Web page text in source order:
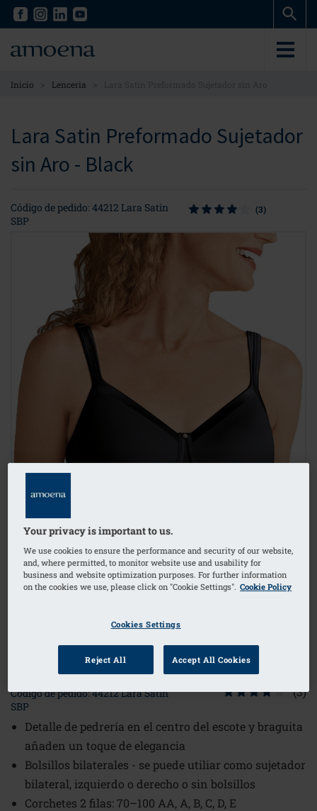
Skip
content
Skip
content
Inicio > Lenceria >
Lara Satin Preformado Sujetador
sin Aro - Black
Código de pedido: 44212 Lara Satin
SBP
(3)
1/2
Código de pedido: 44212 Lara Satin
SBP
(3)
Detalle de pedrería en el centro del escote y braguita
añaden un toque de elegancia
Bolsillos bilaterales - se puede utiliar como sujetador
bilateral, izquierdo o derecho o sin bolsillos
Corchetes 2 filas: 70–100 AA, A, B, C, D, E
Your privacy is important to us.
We use cookies to ensure the performance and security of our website,
and, where permitted, to monitor website use and usability for
business and website optimization purposes. For further information
on the cookies we use, please click on "Cookie Settings". Cookie Policy
Cookies Settings
Reject All Accept All Cookies